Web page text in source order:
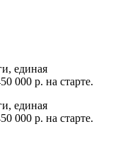
единая
000 р. на старте.
единая
000 р. на старте.